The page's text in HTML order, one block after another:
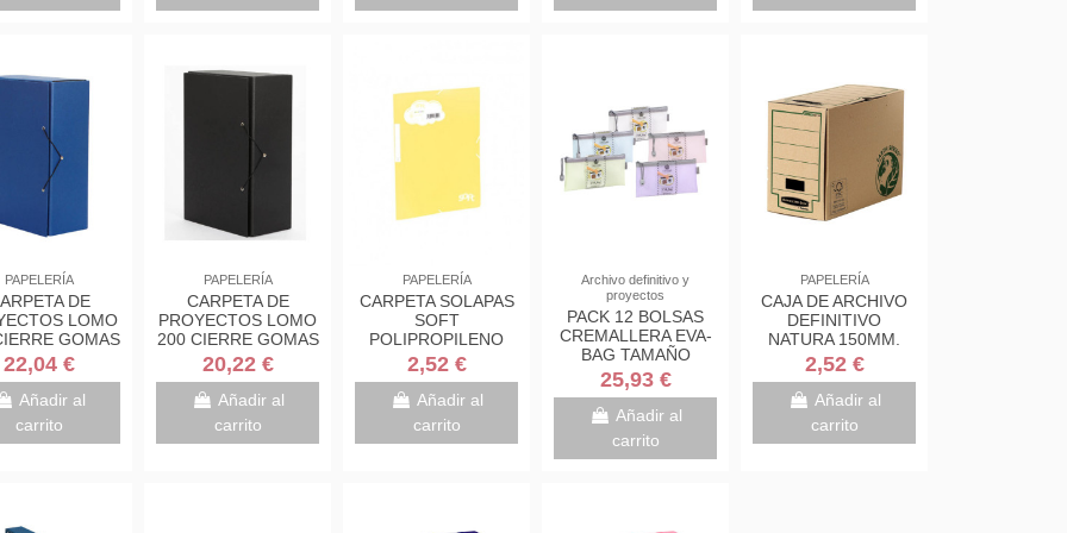
PAPELERÍA
DE
LOMO
GOMAS
COLOR AZUL
972103
22,04 €
Añadir al
carrito
PAPELERÍA
CARPETA DE
PROYECTOS LOMO
200 CIERRE GOMAS
EN COLOR NEGRO
PARDO 972101
20,22 €
Añadir al
carrito
PAPELERÍA
CARPETA SOLAPAS
SOFT
POLIPROPILENO
C/ETIQUETA Y
GOMA AMARILLO
CARCHIVO
20160120
2,52 €
Añadir al
carrito
Archivo definitivo y
proyectos
PACK 12 BOLSAS
CREMALLERA EVA-
BAG TAMAÑO
CHECK COLORES
SURTIDOS
CARCHIVO
45013099
25,93 €
Añadir al
carrito
PAPELERÍA
CAJA DE ARCHIVO
DEFINITIVO
NATURA 150MM.
FOLIO BANKERS
BOX 4471901
2,52 €
Añadir al
carrito